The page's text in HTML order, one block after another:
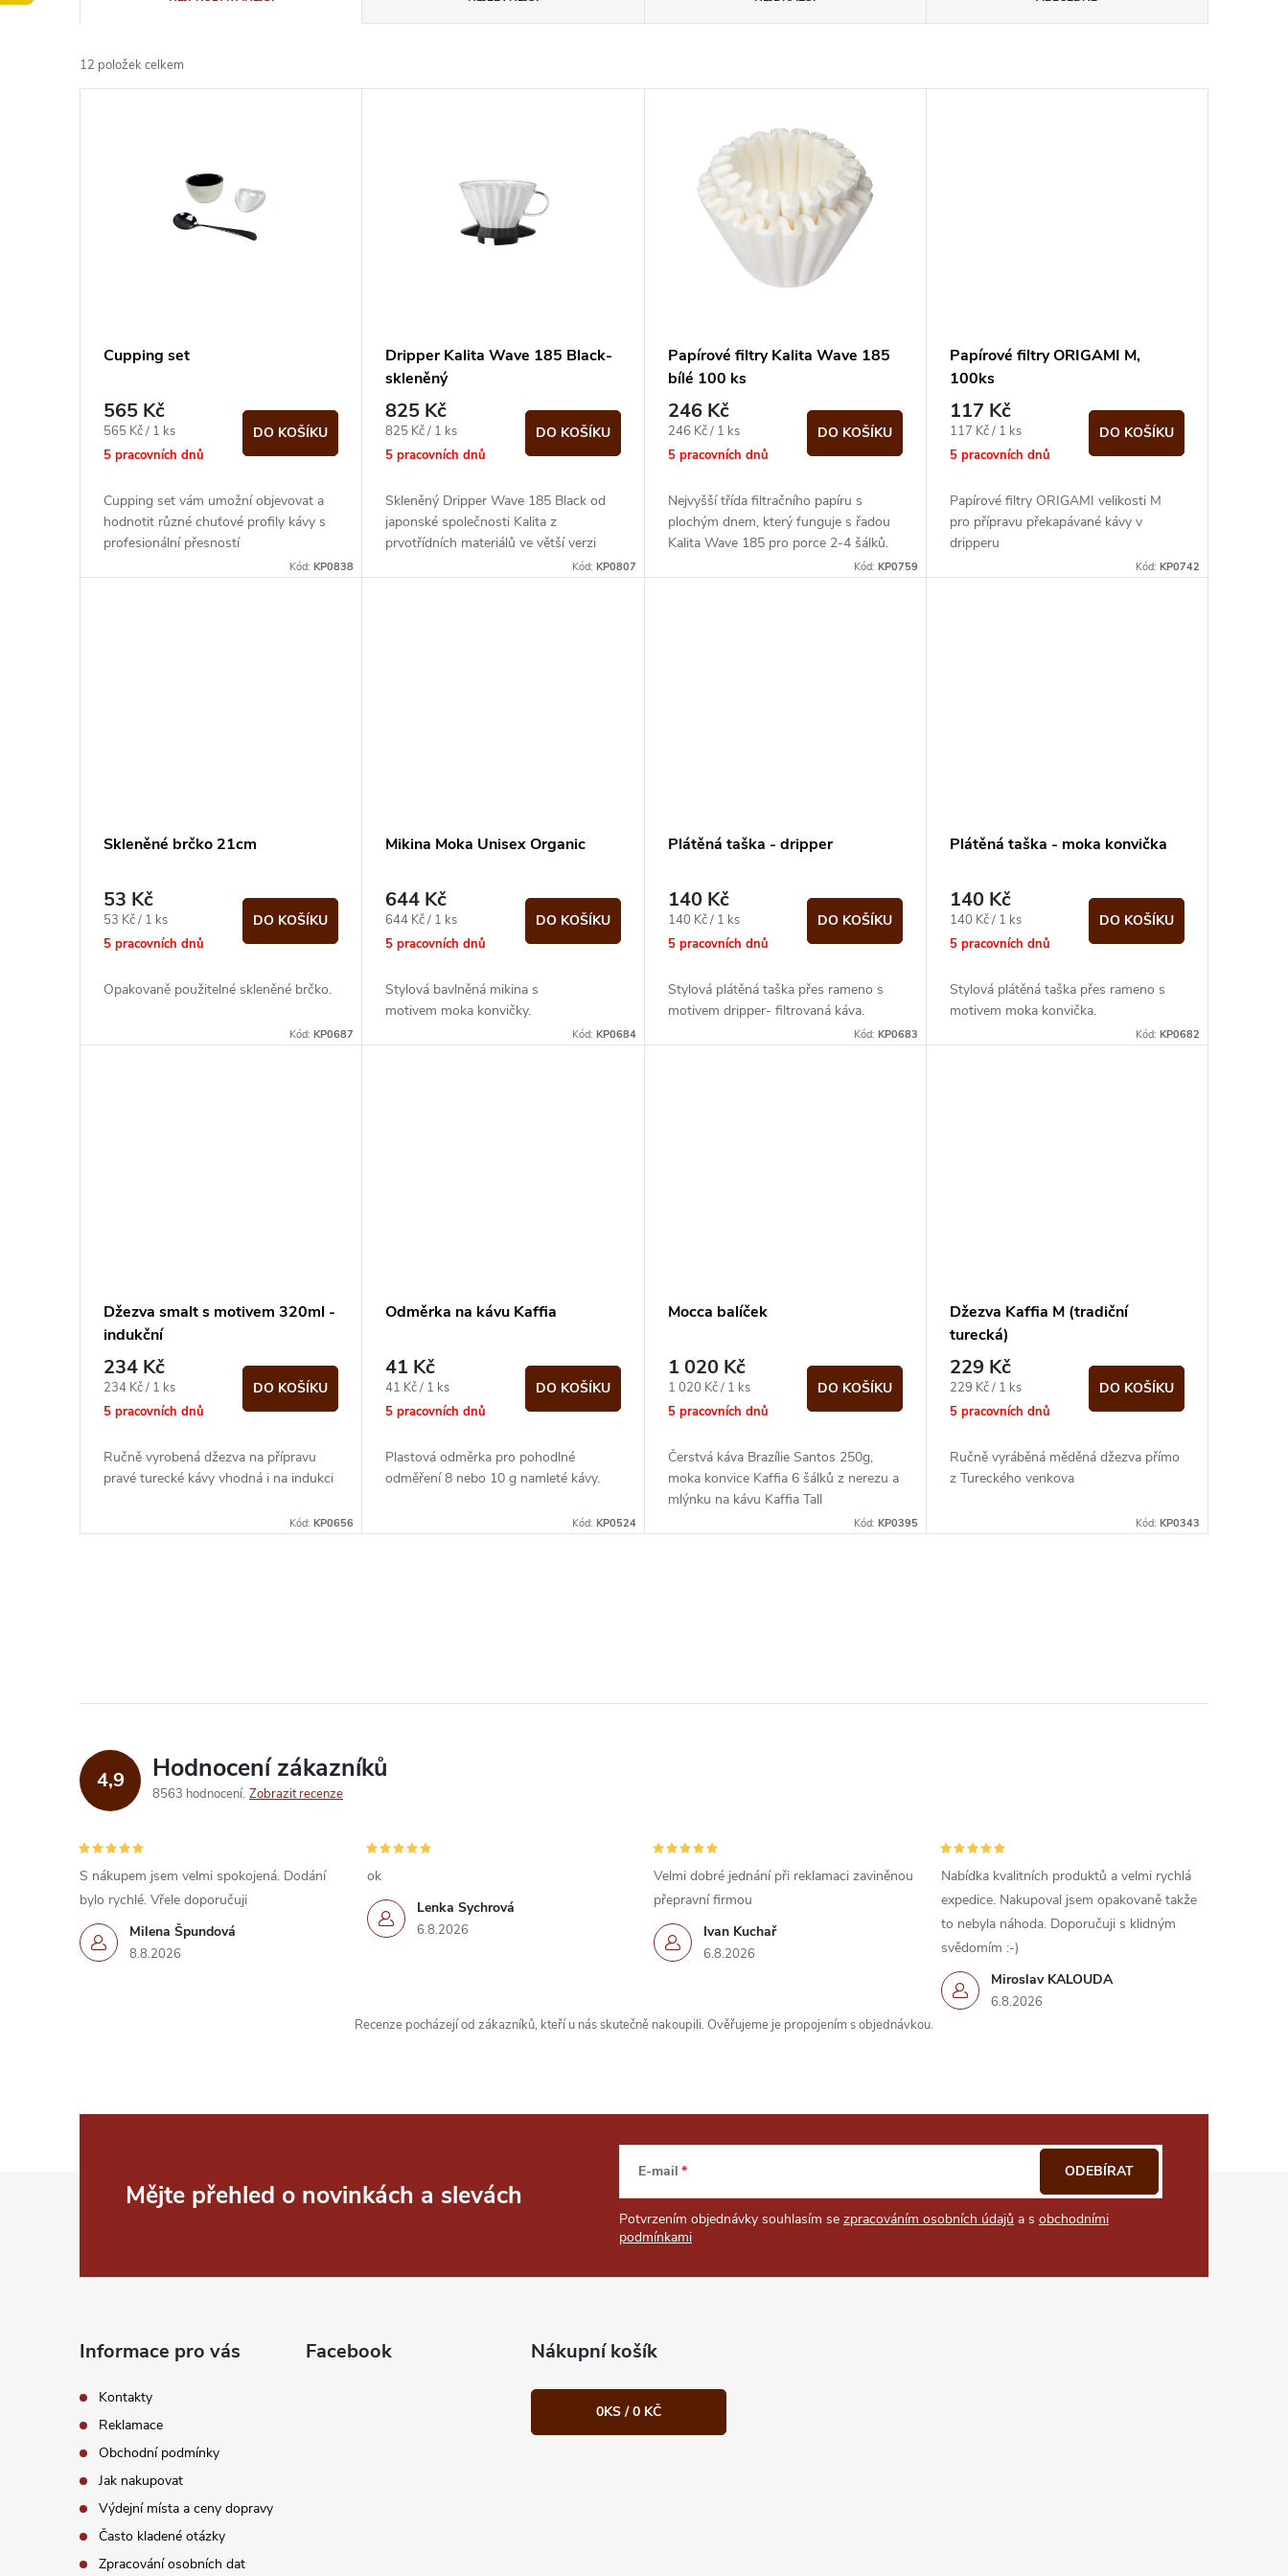
a
z
t
12 položek celkem
k
Cupping set
565 Kč
Měrná
cena:
565 Kč / 1 ks
5 pracovních dnů
DO KOŠÍKU
Cupping set vám umožní objevovat a
hodnotit různé chuťové profily kávy s
profesionální přesností
Kód:KP0838
Dripper Kalita Wave 185 Black-
skleněný
825 Kč
Měrná
cena:
825 Kč / 1 ks
5 pracovních dnů
DO KOŠÍKU
Skleněný Dripper Wave 185 Black od
japonské společnosti Kalita z
prvotřídních materiálů ve větší verzi
Kód: KP0807
Papírové filtry Kalita Wave 185
bílé 100 ks
246 Kč
Měrná
cena:
246 Kč / 1 ks
5 pracovních dnů
DO KOŠÍKU
Nejvyšší třída filtračního papíru s
plochým dnem, který funguje s řadou
Kalita Wave 185 pro porce 2-4 šálků.
Kód: KP0759
Papírové filtry ORIGAMI M,
100ks
117 Kč
Měrná
cena:
117 Kč / 1 ks
5 pracovních dnů
DO KOŠÍKU
Papírové filtry ORIGAMI velikosti M
pro přípravu překapávané kávy v
dripperu
Kód: KP0742
Skleněné brčko 21cm
53 Kč
Měrná
cena:
53 Kč / 1 ks
5 pracovních dnů
DO KOŠÍKU
Opakovaně použitelné skleněné brčko.
Kód:KP0687
Mikina Moka Unisex Organic
644 Kč
Měrná
cena:
644 Kč / 1 ks
5 pracovních dnů
DO KOŠÍKU
Stylová bavlněná mikina s
motivem moka konvičky.
Kód: KP0684
Plátěná taška - dripper
140 Kč
Měrná
cena:
140 Kč / 1 ks
5 pracovních dnů
DO KOŠÍKU
Stylová plátěná taška přes rameno s
motivem dripper- filtrovaná káva.
Kód: KP0683
Plátěná taška - moka konvička
140 Kč
Měrná
cena:
140 Kč / 1 ks
5 pracovních dnů
DO KOŠÍKU
Stylová plátěná taška přes rameno s
motivem moka konvička.
Kód: KP0682
Džezva smalt s motivem 320ml -
indukční
234 Kč
Měrná
cena:
234 Kč / 1 ks
5 pracovních dnů
DO KOŠÍKU
Ručně vyrobená džezva na přípravu
pravé turecké kávy vhodná i na indukci
Kód:KP0656
Odměrka na kávu Kaffia
41 Kč
Měrná
cena:
41 Kč / 1 ks
5 pracovních dnů
DO KOŠÍKU
Plastová odměrka pro pohodlné
odměření 8 nebo 10 g namleté kávy.
Kód: KP0524
Mocca balíček
1 020 Kč
Měrná
cena:
1 020 Kč / 1 ks
5 pracovních dnů
DO KOŠÍKU
Čerstvá káva Brazílie Santos 250g,
moka konvice Kaffia 6 šálků z nerezu a
mlýnku na kávu Kaffia Tall
Kód: KP0395
Džezva Kaffia M (tradiční
turecká)
229 Kč
Měrná
cena:
229 Kč / 1 ks
5 pracovních dnů
DO KOŠÍKU
Ručně vyráběná měděná džezva přímo
z Tureckého venkova
Kód: KP0343
d
a
c
í
p
r
v
4,9 Hodnocení zákazníků
8563 hodnocení Zobrazit recenze
Milena Špundová
8.8.2026
S nákupem jsem velmi spokojená. Dodání
bylo rychlé. Vřele doporučuji
Lenka Sychrová
6.8.2026
ok
Ivan Kuchař
6.8.2026
Velmi dobré jednání při reklamaci zaviněnou
přepravní firmou
Miroslav KALOUDA
6.8.2026
Nabídka kvalitních produktů a velmi rychlá
expedice. Nakupoval jsem opakovaně takže
to nebyla náhoda. Doporučuji s klidným
svědomím :-)
Recenze pocházejí od zákazníků, kteří u nás skutečně nakoupili. Ověřujeme je propojením s objednávkou.
Mějte přehled o novinkách a slevách
E-mail
Potvrzením objednávky souhlasím se zpracováním osobních údajů a s obchodními
podmínkami
ODEBÍRAT
Informace pro vás
Kontakty
Reklamace
Obchodní podmínky
Jak nakupovat
Výdejní místa a ceny dopravy
Často kladené otázky
Zpracování osobních dat
Facebook Nákupní košík
0KS /0 KČ